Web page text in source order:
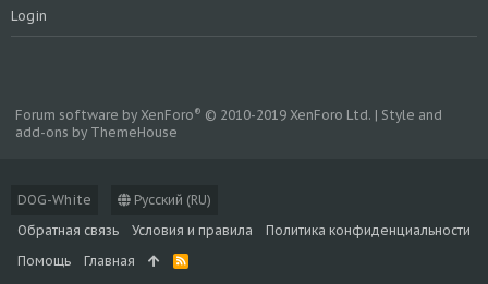
Login
DOG-White
Русский (RU)
Обратная связь
Условия и правила
Политика конфиденциальности
Помощь
Главная
R
S
Forum software by XenForo® © 2010-2019 XenForo Ltd. | Style and
add-ons by ThemeHouse